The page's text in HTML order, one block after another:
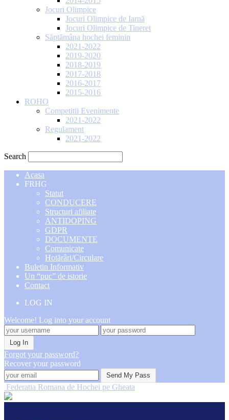
Jocuri Olimpice
Jocuri Olimpice de Iarnă
Jocuri Olimpice de Tineret
Săptămâna hochei feminin
2021-2022
2019-2020
2018-2019
2017-2018
2016-2017
2015-2016
ROHO
Competitii Evenimente
2021-2022
Regulament
2021-2022
Search
Acasa
FRHG
Statut
CONDUCERE
Structuri afiliate
ANTIDOPING
GDPR
DOCUMENTE
Comunicate
Hotărâri/Circulare
Buletin Informativ
Un “puc” de istorie
Contact
LOG IN
Welcome! Log into your account
Forgot your password?
Recover your password
Federatia Romana de Hochei pe Gheata